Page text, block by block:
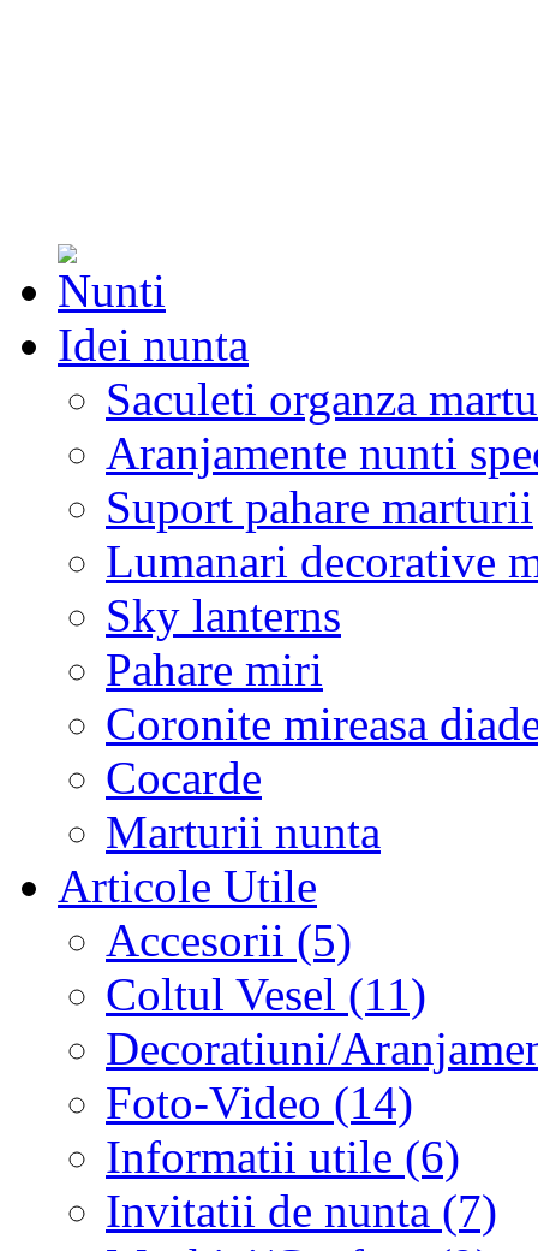
Idei nunta
Saculeti organza
Aranjamente nunti
Suport pahare marturii
Lumanari decorative
Sky lanterns
Pahare miri
Coronite mireasa
Cocarde
Marturii nunta
Articole Utile
Accesorii (5)
Coltul Vesel (11)
Decoratiuni/
Foto-Video (14)
Informatii utile (6)
Invitatii de nunta (7)